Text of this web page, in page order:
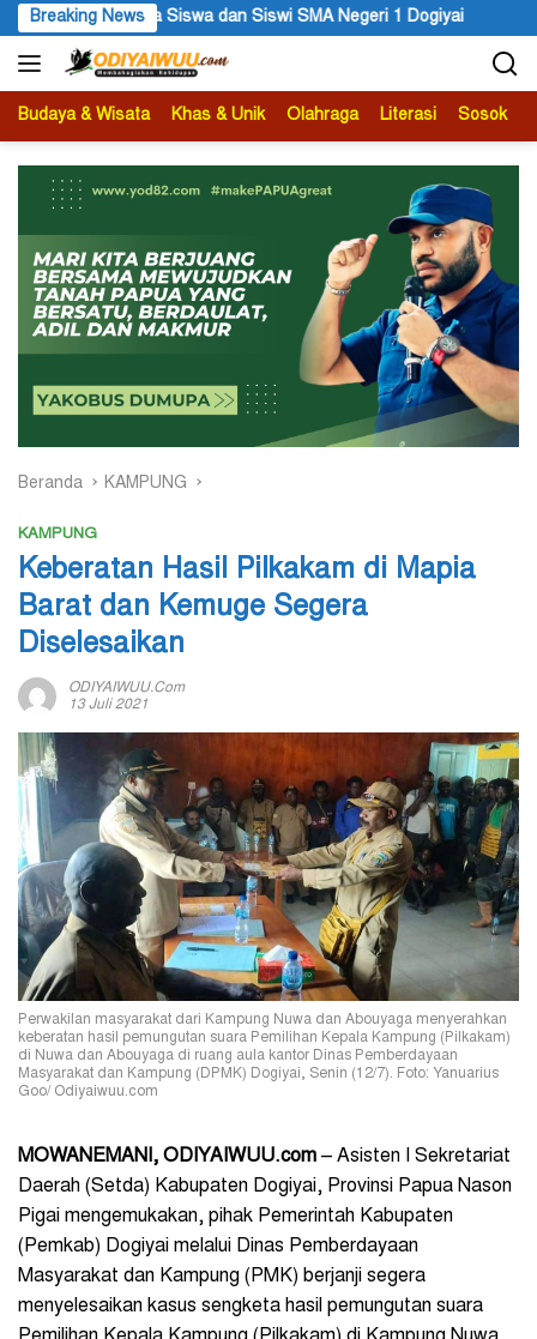
Langsung
ke
konten
Breaking News
SMA Negeri 1 Dogiyai Anggota MRP Papua
Budaya & Wisata Khas & Unik Olahraga Literasi Sosok
Beranda KAMPUNG
KAMPUNG
Keberatan Hasil Pilkakam di Mapia
Barat dan Kemuge Segera
Diselesaikan
ODIYAIWUU.com
13 Juli 2021
Perwakilan masyarakat dari Kampung Nuwa dan Abouyaga menyerahkan
keberatan hasil pemungutan suara Pemilihan Kepala Kampung (Pilkakam)
di Nuwa dan Abouyaga di ruang aula kantor Dinas Pemberdayaan
Masyarakat dan Kampung (DPMK) Dogiyai, Senin (12/7). Foto: Yanuarius
Goo/ Odiyaiwuu.com
MOWANEMANI, ODIYAIWUU.com – Asisten I Sekretariat
Daerah (Setda) Kabupaten Dogiyai, Provinsi Papua Nason
Pigai mengemukakan, pihak Pemerintah Kabupaten
(Pemkab) Dogiyai melalui Dinas Pemberdayaan
Masyarakat dan Kampung (PMK) berjanji segera
menyelesaikan kasus sengketa hasil pemungutan suara